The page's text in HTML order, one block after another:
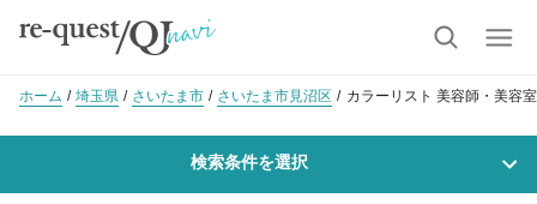
ホーム 埼玉県 さいたま市 さいたま市見沼区 カラーリスト 美容師・美容
検索条件を選択